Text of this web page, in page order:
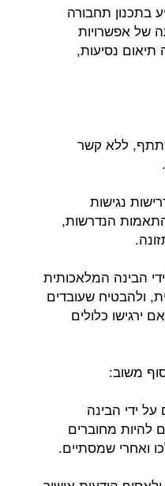
בתכנון תחבורה
של אפשרויות
תיאום נסיעות,
ללא קשר
נגישות
הנדרשות,
הבינה המלאכותית
ולהבטיח שעובדים
כלולים
ידי הבינה
להיות מחוברים
ואחרי שמסתיים.